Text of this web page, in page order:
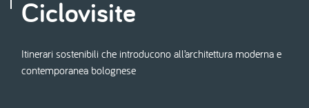
Ciclovisite
Itinerari sostenibili che introducono all’architettura moderna e
contemporanea bolognese